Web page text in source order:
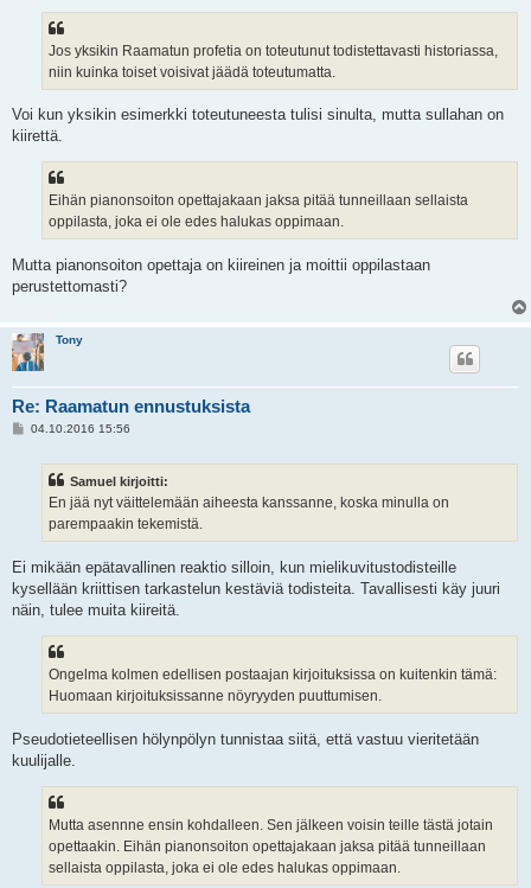
Jos yksikin Raamatun profetia on toteutunut todistettavasti historiassa,
niin kuinka toiset voisivat jäädä toteutumatta.
Voi kun yksikin esimerkki toteutuneesta tulisi sinulta, mutta sullahan on
kiirettä.
Eihän pianonsoiton opettajakaan jaksa pitää tunneillaan sellaista
oppilasta, joka ei ole edes halukas oppimaan.
Mutta pianonsoiton opettaja on kiireinen ja moittii oppilastaan
perustettomasti?
Tony
Re: Raamatun ennustuksista
V04.10.2016 15:56
Samuel kirjoitti:
En jää nyt väittelemään aiheesta kanssanne, koska minulla on
parempaakin tekemistä.
Ei mikään epätavallinen reaktio silloin, kun mielikuvitustodisteille
kysellään kriittisen tarkastelun kestäviä todisteita. Tavallisesti käy juuri
näin, tulee muita kiireitä.
Ongelma kolmen edellisen postaajan kirjoituksissa on kuitenkin tämä:
Huomaan kirjoituksissanne nöyryyden puuttumisen.
Pseudotieteellisen hölynpölyn tunnistaa siitä, että vastuu vieritetään
kuulijalle.
Mutta asennne ensin kohdalleen. Sen jälkeen voisin teille tästä jotain
opettaakin. Eihän pianonsoiton opettajakaan jaksa pitää tunneillaan
sellaista oppilasta, joka ei ole edes halukas oppimaan.